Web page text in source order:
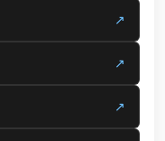
↗
↗
↗